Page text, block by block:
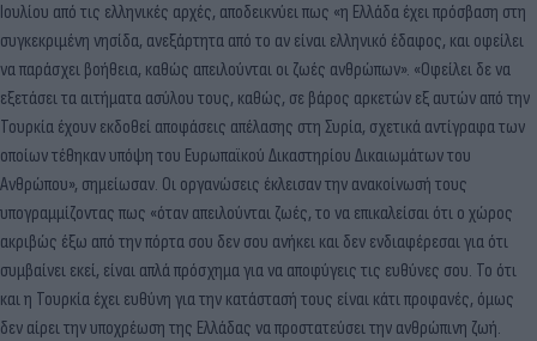
Ιουλίου από τις ελληνικές αρχές, αποδεικνύει πως «η Ελλάδα έχει πρόσβαση στη
συγκεκριμένη νησίδα, ανεξάρτητα από το αν είναι ελληνικό έδαφος, και οφείλει
να παράσχει βοήθεια, καθώς απειλούνται οι ζωές ανθρώπων». «Οφείλει δε να
εξετάσει τα αιτήματα ασύλου τους, καθώς, σε βάρος αρκετών εξ αυτών από την
Τουρκία έχουν εκδοθεί αποφάσεις απέλασης στη Συρία, σχετικά αντίγραφα των
οποίων τέθηκαν υπόψη του Ευρωπαϊκού Δικαστηρίου Δικαιωμάτων του
Ανθρώπου», σημείωσαν. Οι οργανώσεις έκλεισαν την ανακοίνωσή τους
υπογραμμίζοντας πως «όταν απειλούνται ζωές, το να επικαλείσαι ότι ο χώρος
ακριβώς έξω από την πόρτα σου δεν σου ανήκει και δεν ενδιαφέρεσαι για ότι
συμβαίνει εκεί, είναι απλά πρόσχημα για να αποφύγεις τις ευθύνες σου. Το ότι
και η Τουρκία έχει ευθύνη για την κατάστασή τους είναι κάτι προφανές, όμως
δεν αίρει την υποχρέωση της Ελλάδας να προστατεύσει την ανθρώπινη ζωή.